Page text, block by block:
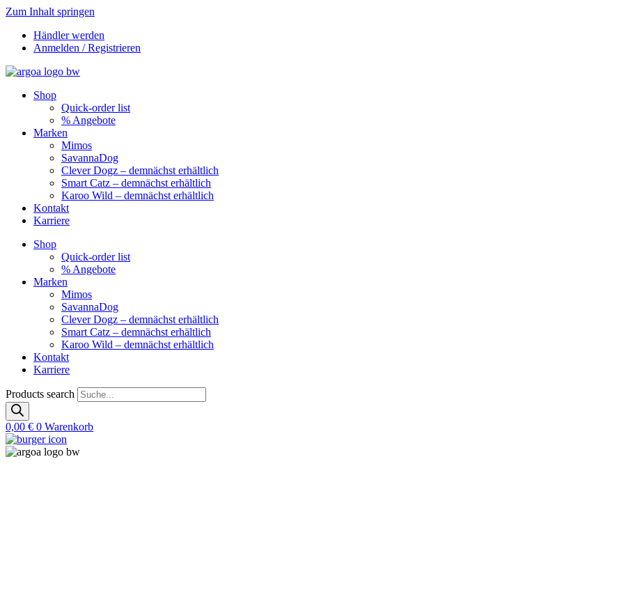
Zum Inhalt springen
Händler werden
Anmelden / Registrieren
Shop
Quick-order list
% Angebote
Marken
Mimos
SavannaDog
Clever Dogz – demnächst erhältlich
Smart Catz – demnächst erhältlich
Karoo Wild – demnächst erhältlich
Kontakt
Karriere
Shop
Quick-order list
% Angebote
Marken
Mimos
SavannaDog
Clever Dogz – demnächst erhältlich
Smart Catz – demnächst erhältlich
Karoo Wild – demnächst erhältlich
Kontakt
Karriere
Products search
0,00 € 0 Warenkorb